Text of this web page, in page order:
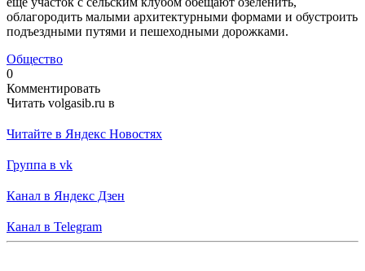
облагородить малыми архитектурными формами и обустроить
подъездными путями и пешеходными дорожками.
Общество
0
Комментировать
Читать volgasib.ru в
Читайте в Яндекс Новостях
Группа в vk
Канал в Яндекс Дзен
Канал в Telegram